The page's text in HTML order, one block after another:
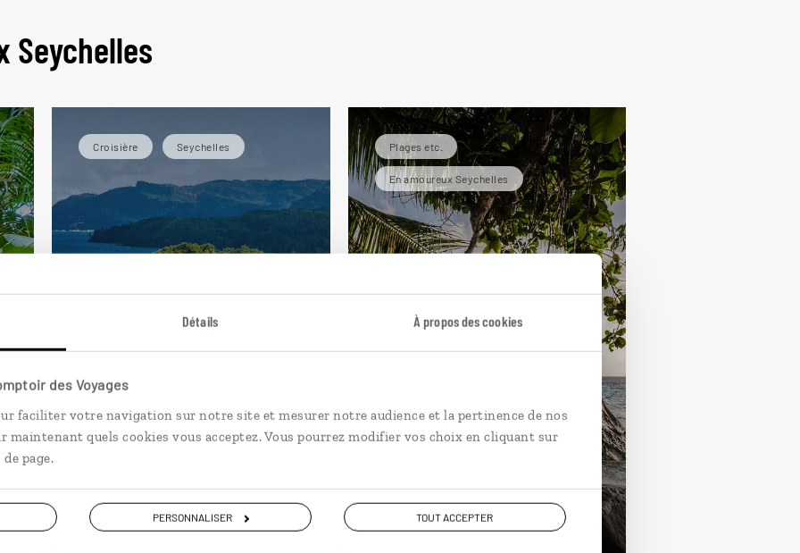
Détails À propos des cookies
des Voyages
faciliter votre navigation sur notre site et mesurer notre audience et la pertinence de nos
maintenant quels cookies vous acceptez. Vous pourrez modifier vos choix en cliquant sur
page.
PERSONNALISER TOUT ACCEPTER
Seychelles
Croisière Seychelles
Larguez les amarres
Croisière Seychelles en catamaran
11 jours / 8 nuits
Plages etc.
En amoureux Seychelles
Trois îles à deux
14 jours / 11 nuits